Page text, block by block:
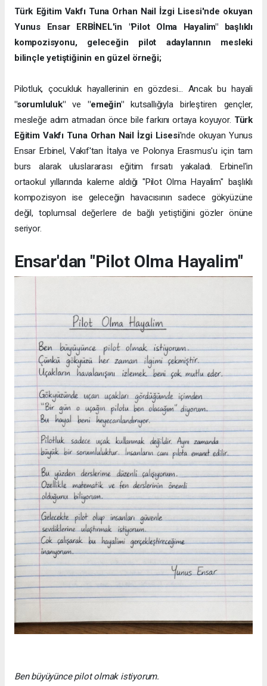
Türk Eğitim Vakfı Tuna Orhan Nail İzgi Lisesi'nde okuyan
Yunus Ensar ERBİNEL'in "Pilot Olma Hayalim" başlıklı
kompozisyonu, geleceğin pilot adaylarının mesleki
bilinçle yetiştiğinin en güzel örneği;
Pilotluk, çocukluk hayallerinin en gözdesi... Ancak bu hayali
"sorumluluk"ve"emeğin"kutsallığıyla birleştiren gençler,
mesleğe adım atmadan önce bile farkını ortaya koyuyor. Türk
Eğitim Vakfı Tuna Orhan Nail İzgi Lisesi'nde okuyan Yunus
Ensar Erbinel, Vakıf'tan İtalya ve Polonya Erasmus'u için tam
burs alarak uluslararası eğitim fırsatı yakaladı. Erbinel'in
ortaokul yıllarında kaleme aldığı "Pilot Olma Hayalim" başlıklı
kompozisyon ise geleceğin havacısının sadece gökyüzüne
değil, toplumsal değerlere de bağlı yetiştiğini gözler önüne
seriyor.
Ensar'dan "Pilot Olma Hayalim"
Ben büyüyünce pilot olmak istiyorum.